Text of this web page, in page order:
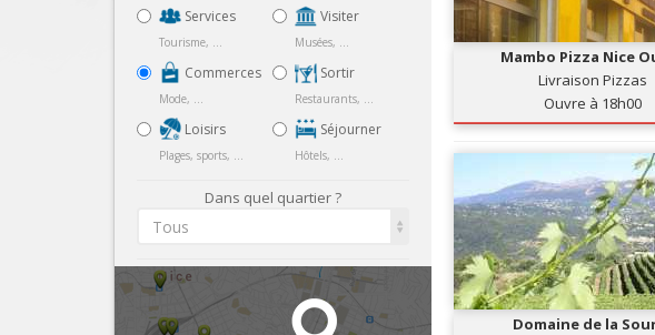
Services
Tourisme, ...
Commerces
Mode, ...
Loisirs
Plages, sports, ...
Visiter
Musées, ...
Sortir
Restaurants, ...
Séjourner
Hôtels, ...
Dans quel quartier ?
Tous
Mambo Pizza Nice
Livraison Pizzas
Ouvre à 18h00
Domaine de la